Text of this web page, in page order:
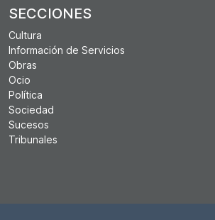
SECCIONES
Cultura
Información de Servicios
Obras
Ocio
Política
Sociedad
Sucesos
Tribunales